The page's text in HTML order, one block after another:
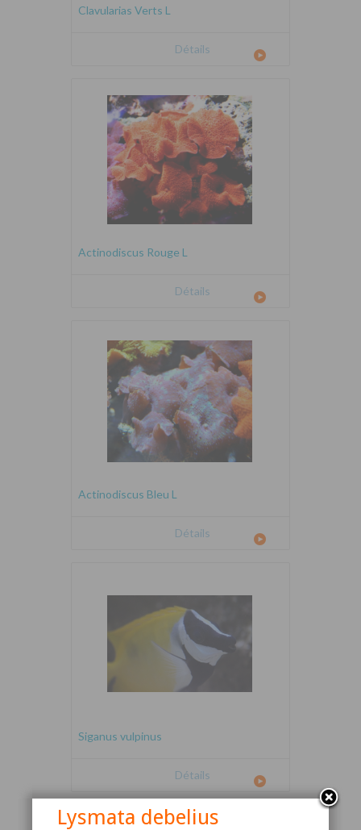
Clavularias Verts L
Détails
Actinodiscus Rouge L
Détails
Actinodiscus Bleu L
Détails
Siganus vulpinus
Détails
Lysmata debelius